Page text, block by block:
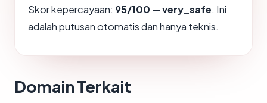
Skor kepercayaan: 95/100 —very_safe. Ini
adalah putusan otomatis dan hanya teknis.
Domain Terkait